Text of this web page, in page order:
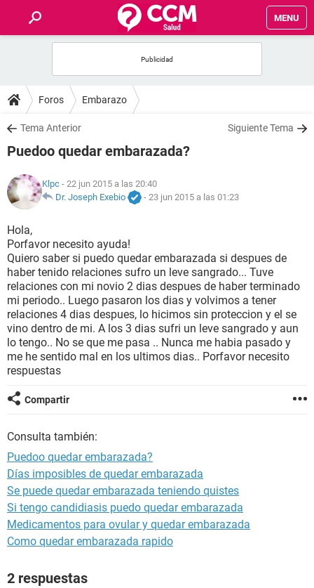
MENU
FOROS
SALUD
NUTRICIÓN
BIENESTAR
SEXUALIDAD
GLOSARIO
Foros Embarazo
Tema Anterior Siguiente Tema
Puedoo quedar embarazada?
Klpc - 22 jun 2015 a las 20:40
Dr. Joseph Exebio
- 23 jun 2015 a las 01:23
Hola,
Porfavor necesito ayuda!
Quiero saber si puedo quedar embarazada si despues de
haber tenido relaciones sufro un leve sangrado... Tuve
relaciones con mi novio 2 dias despues de haber terminado
mi periodo.. Luego pasaron los dias y volvimos a tener
relaciones 4 dias despues, lo hicimos sin proteccion y el se
vino dentro de mi. A los 3 dias sufri un leve sangrado y aun
lo tengo.. No se que me pasa .. Nunca me habia pasado y
me he sentido mal en los ultimos dias.. Porfavor necesito
respuestas
Compartir
Consulta también:
Puedoo quedar embarazada?
Días imposibles de quedar embarazada
Se puede quedar embarazada teniendo quistes
Si tengo candidiasis puedo quedar embarazada
Medicamentos para ovular y quedar embarazada
Como quedar embarazada rapido
2 respuestas